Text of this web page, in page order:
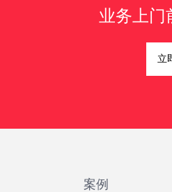
业务上门
立
案例